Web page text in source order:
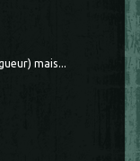
mais...